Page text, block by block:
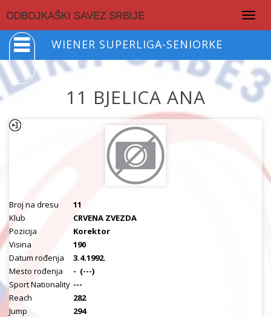
ODBOJKAŠKI SAVEZ SRBIJE
WIENER SUPERLIGA-SENIORKE
11 BJELICA ANA
Broj na dresu
11
Klub
CRVENA ZVEZDA
Pozicija
Korektor
Visina
190
Datum rođenja
3.4.1992.
Mesto rođenja
- (---)
Sport Nationality ---
Reach
282
Jump
294